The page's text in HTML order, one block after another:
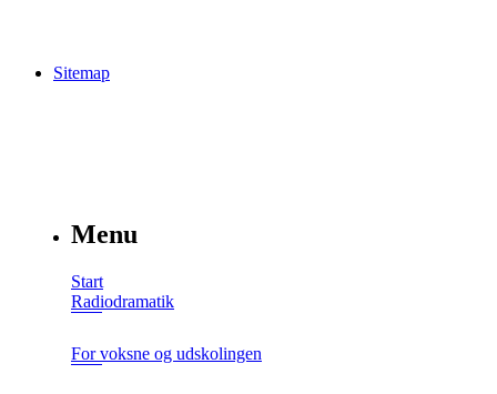
Sitemap
Menu
Start
Radiodramatik
For voksne og udskolingen